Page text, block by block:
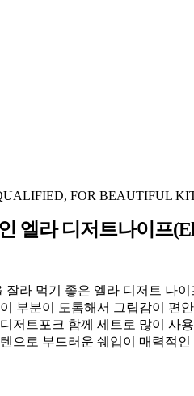
FOR BEAUTIFUL
엘라 디저트나이프
잘라 먹기 좋은 엘라 디저트 나이
부분이 도톰해서 그립감이 편
저트포크 함께 세트로 많이 사
으로 부드러운 쉐입이 매력적인